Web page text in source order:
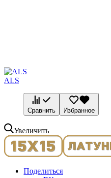
ALS
Сравнить Избранное
Увеличить
Поделиться